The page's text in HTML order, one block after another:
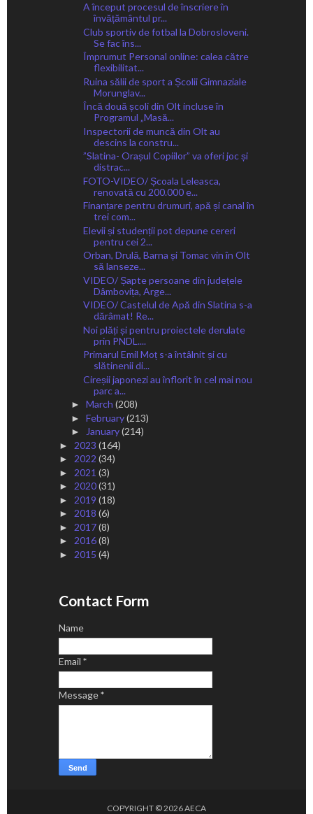
A început procesul de înscriere în
învățământul pr...
Club sportiv de fotbal la Dobrosloveni.
Se fac îns...
Împrumut Personal online: calea către
flexibilitat...
Ruina sălii de sport a Școlii Gimnaziale
Morunglav...
Încă două școli din Olt incluse în
Programul „Masă...
Inspectorii de muncă din Olt au
descins la constru...
”Slatina- Orașul Copiilor” va oferi joc și
distrac...
FOTO-VIDEO/ Școala Leleasca,
renovată cu 200.000 e...
Finanțare pentru drumuri, apă și canal în
trei com...
Elevii și studenții pot depune cereri
pentru cei 2...
Orban, Drulă, Barna și Tomac vin în Olt
să lanseze...
VIDEO/ Șapte persoane din județele
Dâmbovița, Arge...
VIDEO/ Castelul de Apă din Slatina s-a
dărâmat! Re...
Noi plăți și pentru proiectele derulate
prin PNDL....
Primarul Emil Moț s-a întâlnit și cu
slătinenii di...
Cireșii japonezi au înflorit în cel mai nou
parc a...
► March (208)
► February(213)
► January(214)
► 2023 (164)
► 2022 (34)
► 2021 (3)
► 2020(31)
► 2019 (18)
► 2018 (6)
► 2017(8)
► 2016(8)
► 2015 (4)
Contact Form
Name
Email *
Message*
COPYRIGHT ©2026AECA